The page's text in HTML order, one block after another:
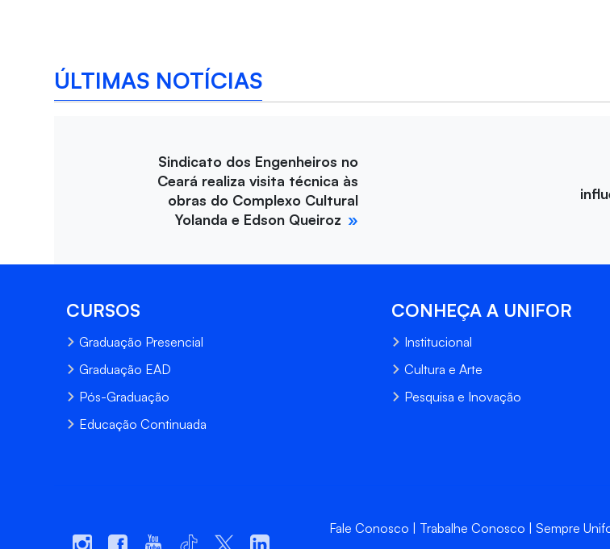
ÚLTIMAS NOTÍCIAS
Sindicato dos Engenheiros no
Ceará realiza visita técnica às
obras do Complexo Cultural
Yolanda e Edson Queiroz
CURSOS
Graduação Presencial
Graduação EAD
Pós-Graduação
Educação Continuada
CONHEÇA A UNIFOR
Institucional
Cultura e Arte
Pesquisa e Inovação
Fale Conosco Trabalhe Conosco Sempre